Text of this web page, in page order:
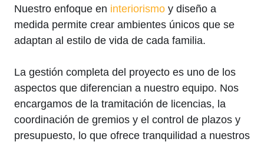
Nuestro enfoque en interiorismo y diseño a
medida permite crear ambientes únicos que se
adaptan al estilo de vida de cada familia.
La gestión completa del proyecto es uno de los
aspectos que diferencian a nuestro equipo. Nos
encargamos de la tramitación de licencias, la
coordinación de gremios y el control de plazos y
presupuesto, lo que ofrece tranquilidad a nuestros